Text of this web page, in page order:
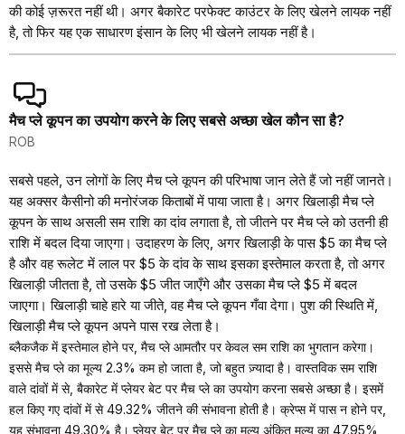
की कोई ज़रूरत नहीं थी। अगर बैकारेट परफेक्ट काउंटर के लिए खेलने लायक नहीं
है, तो फिर यह एक साधारण इंसान के लिए भी खेलने लायक नहीं है।
मैच प्ले कूपन का उपयोग करने के लिए सबसे अच्छा खेल कौन सा है?
ROB
सबसे पहले, उन लोगों के लिए मैच प्ले कूपन की परिभाषा जान लेते हैं जो नहीं जानते।
यह अक्सर कैसीनो की मनोरंजक किताबों में पाया जाता है। अगर खिलाड़ी मैच प्ले
कूपन के साथ असली सम राशि का दांव लगाता है, तो जीतने पर मैच प्ले को उतनी ही
राशि में बदल दिया जाएगा। उदाहरण के लिए, अगर खिलाड़ी के पास $5 का मैच प्ले
है और वह रूलेट में लाल पर $5 के दांव के साथ इसका इस्तेमाल करता है, तो अगर
खिलाड़ी जीतता है, तो उसके $5 जीत जाएँगे और उसका मैच प्ले $5 में बदल
जाएगा। खिलाड़ी चाहे हारे या जीते, वह मैच प्ले कूपन गँवा देगा। पुश की स्थिति में,
खिलाड़ी मैच प्ले कूपन अपने पास रख लेता है।
ब्लैकजैक में इस्तेमाल होने पर, मैच प्ले आमतौर पर केवल सम राशि का भुगतान करेगा।
इससे मैच प्ले का मूल्य 2.3% कम हो जाता है, जो बहुत ज़्यादा है। वास्तविक सम राशि
वाले दांवों में से, बैकारेट में प्लेयर बेट पर मैच प्ले का उपयोग करना सबसे अच्छा है। इसमें
हल किए गए दांवों में से 49.32% जीतने की संभावना होती है। क्रेप्स में पास न होने पर,
यह संभावना 49.30% है। प्लेयर बेट पर मैच प्ले का मूल्य अंकित मूल्य का 47.95%